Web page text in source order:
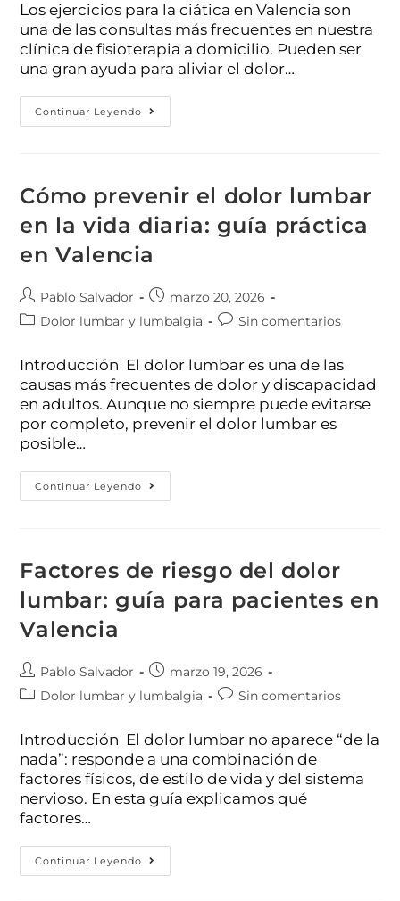
Los ejercicios para la ciática en Valencia son
una de las consultas más frecuentes en nuestra
clínica de fisioterapia a domicilio. Pueden ser
una gran ayuda para aliviar el dolor…
Continuar Leyendo
Cómo prevenir el dolor lumbar
en la vida diaria: guía práctica
en Valencia
Pablo Salvador
marzo 20, 2026
Dolor lumbar y lumbalgia
Sin comentarios
Introducción El dolor lumbar es una de las
causas más frecuentes de dolor y discapacidad
en adultos. Aunque no siempre puede evitarse
por completo, prevenir el dolor lumbar es
posible…
Continuar Leyendo
Factores de riesgo del dolor
lumbar: guía para pacientes en
Valencia
Pablo Salvador
marzo 19, 2026
Dolor lumbar y lumbalgia
Sin comentarios
Introducción El dolor lumbar no aparece “de la
nada”: responde a una combinación de
factores físicos, de estilo de vida y del sistema
nervioso. En esta guía explicamos qué
factores…
Continuar Leyendo